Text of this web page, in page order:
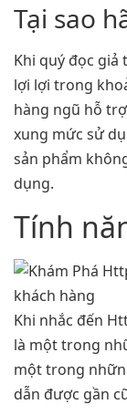
Tại sao
Khi quý đọc
lợi lợi trong
hàng ngũ hỗ
xung mức sử
sản phẩm
dụng.
Tính
Khi nhắc đến
là một trong
một trong
dẫn được gần